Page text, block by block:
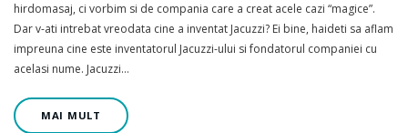
hirdomasaj, ci vorbim si de compania care a creat acele cazi “magice”.
Dar v-ati intrebat vreodata cine a inventat Jacuzzi? Ei bine, haideti sa aflam
impreuna cine este inventatorul Jacuzzi-ului si fondatorul companiei cu
acelasi nume. Jacuzzi…
MAI MULT